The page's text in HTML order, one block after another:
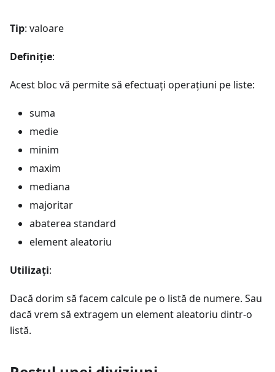
Tip: valoare
Definiție:
Acest bloc vă permite să efectuați operațiuni pe liste:
suma
medie
minim
maxim
mediana
majoritar
abaterea standard
element aleatoriu
Utilizați:
Dacă dorim să facem calcule pe o listă de numere. Sau
dacă vrem să extragem un element aleatoriu dintr-o
listă.